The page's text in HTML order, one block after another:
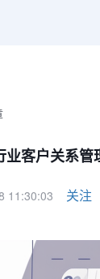
业客户关系管
11:30:03 关注